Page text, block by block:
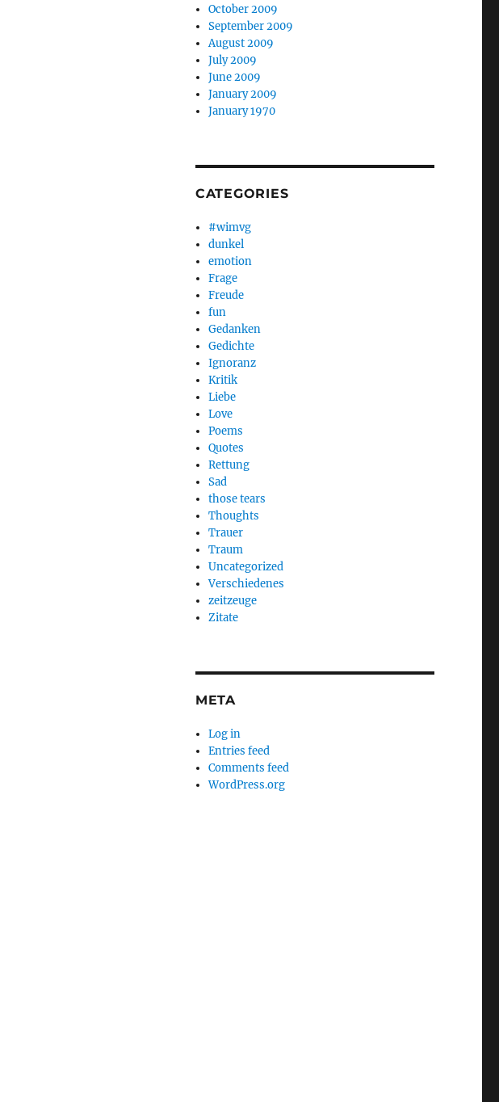
October 2009
September 2009
August 2009
July 2009
June 2009
January 2009
January 1970
CATEGORIES
#wimvg
dunkel
emotion
Frage
Freude
fun
Gedanken
Gedichte
Ignoranz
Kritik
Liebe
Love
Poems
Quotes
Rettung
Sad
those tears
Thoughts
Trauer
Traum
Uncategorized
Verschiedenes
zeitzeuge
Zitate
META
Log in
Entries feed
Comments feed
WordPress.org